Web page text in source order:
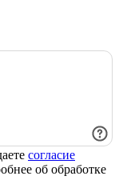
согласие
об обработке